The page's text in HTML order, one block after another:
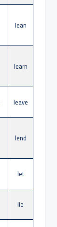
lean
learn
leave
lend
let
lie